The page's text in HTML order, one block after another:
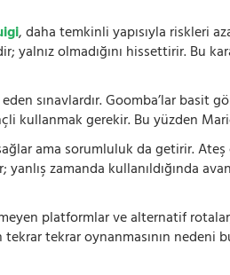
, daha temkinli yapısıyla riskleri
yalnız olmadığını hissettirir. Bu
sınavlardır. Goomba’lar basit
kullanmak gerekir. Bu yüzden
ama sorumluluk da getirir. Ateş
zamanda kullanıldığında
platformlar ve alternatif
tekrar oynanmasının